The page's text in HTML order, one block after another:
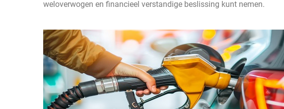
weloverwogen en financieel verstandige beslissing kunt nemen.